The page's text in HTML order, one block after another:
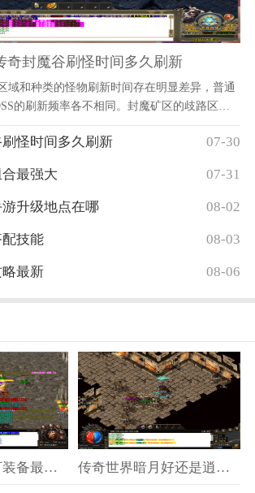
奇封魔谷刷怪时间多久刷新
域和种类的怪物刷新时间存在明显差异，普通
的刷新频率各不相同。封魔矿区的歧路区域
怪时间多久刷新 07-30
最强大 07-31
升级地点在哪 08-02
技能 08-03
最新 08-06
传奇什么职业打装备最好打的 传奇世界暗月好还是逍遥扇子好